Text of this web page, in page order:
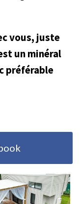
vous, juste
un minéral
préférable